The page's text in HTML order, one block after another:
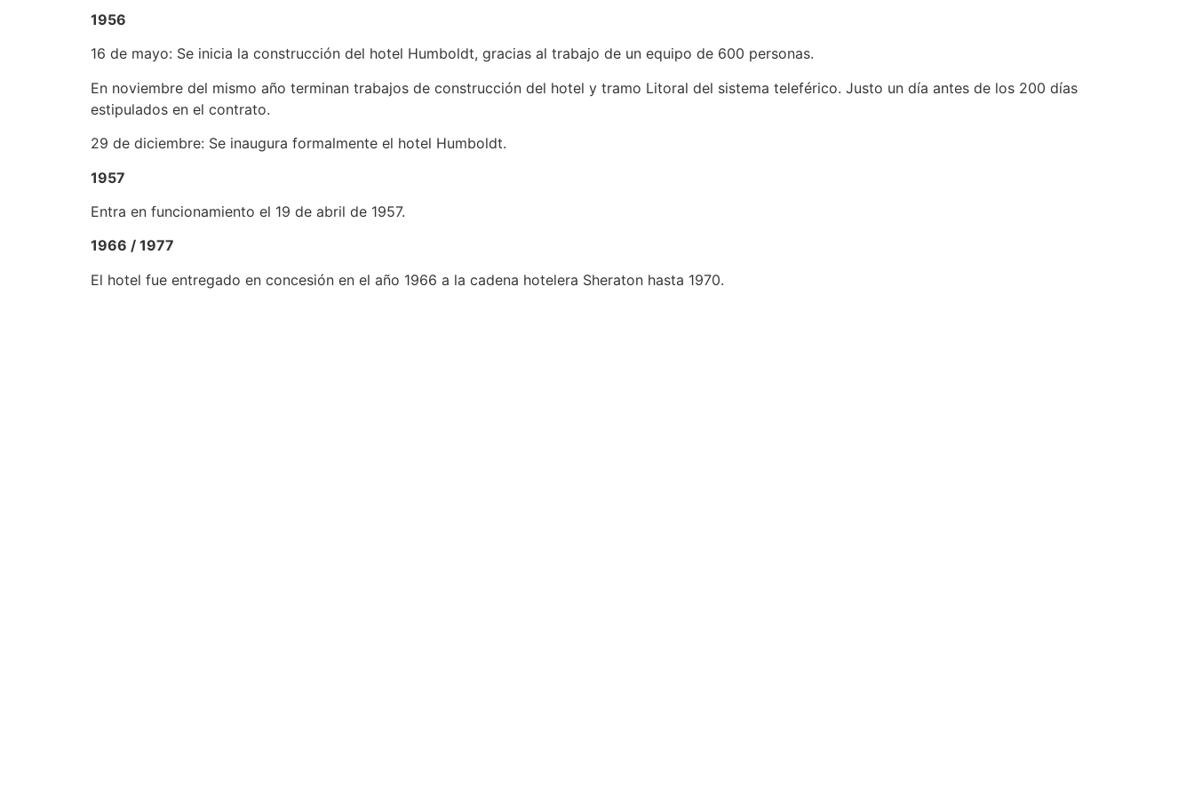
1956
16 de mayo: Se inicia la construcción del hotel Humboldt, gracias al trabajo de un equipo de 600 personas.
En noviembre del mismo año terminan trabajos de construcción del hotel y tramo Litoral del sistema teleférico. Justo un día antes de los 200 días
estipulados en el contrato.
29 de diciembre: Se inaugura formalmente el hotel Humboldt.
1957
Entra en funcionamiento el 19 de abril de 1957.
1966 / 1977
El hotel fue entregado en concesión en el año 1966 a la cadena hotelera Sheraton hasta 1970.